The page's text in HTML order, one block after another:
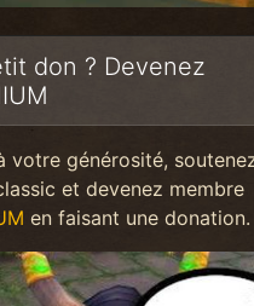
don ? Devenez
votre générosité,
et devenez membre
en faisant une donation.